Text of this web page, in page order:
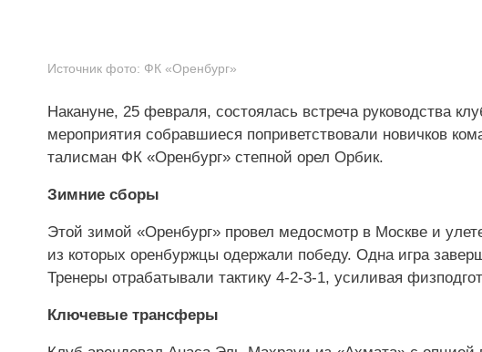
Источник фото: ФК «Оренбург»
Накануне, 25 февраля, состоялась встреча руководства
мероприятия собравшиеся поприветствовали новичков
талисман ФК «Оренбург» степной орел Орбик.
Зимние сборы
Этой зимой «Оренбург» провел медосмотр в Москве и
из которых оренбуржцы одержали победу. Одна игра
Тренеры отрабатывали тактику 4-2-3-1, усиливая
Ключевые трансферы